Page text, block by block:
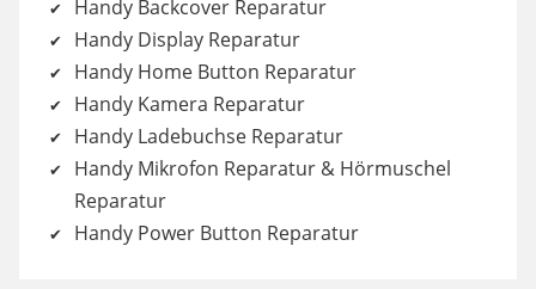
Handy Backcover Reparatur
Handy Display Reparatur
Handy Home Button Reparatur
Handy Kamera Reparatur
Handy Ladebuchse Reparatur
Handy Mikrofon Reparatur & Hörmuschel
Reparatur
Handy Power Button Reparatur